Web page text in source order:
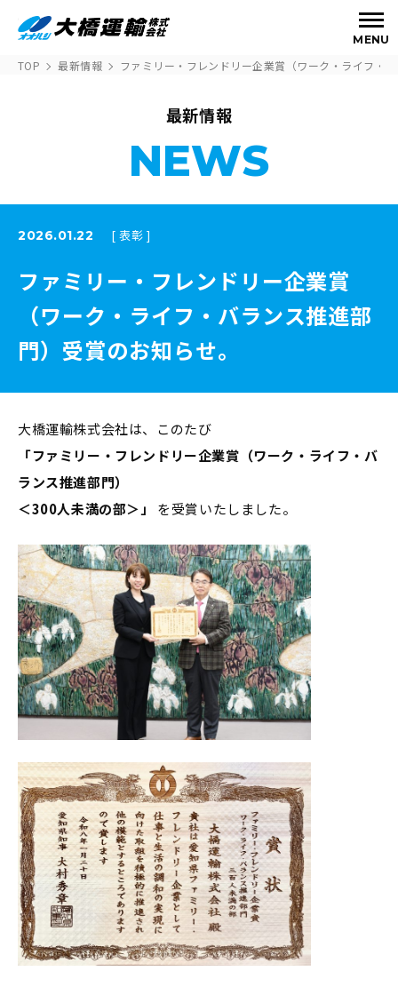
MENU
TOP 最新情報 ファミリー・フレンドリー企業賞（ワーク・ライフ・
最新情報
NEWS
2026.01.22 [ 表彰 ]
ファミリー・フレンドリー企業賞
（ワーク・ライフ・バランス推進部
門）受賞のお知らせ。
大橋運輸株式会社は、このたび
「ファミリー・フレンドリー企業賞（ワーク・ライフ・バ
ランス推進部門）
＜300人未満の部＞」
を受賞いたしました。